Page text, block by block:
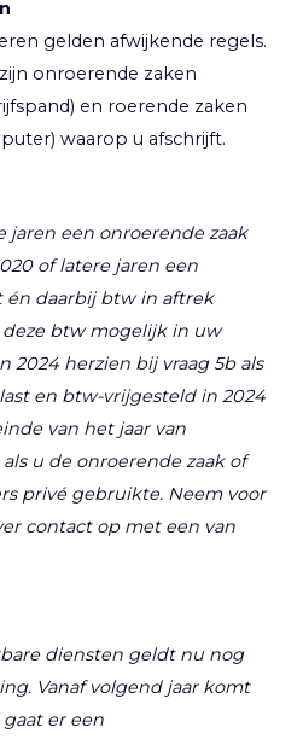
gelden afwijkende regels.
onroerende zaken
en roerende zaken
waarop u afschrijft.
jaren een onroerende zaak
of latere jaren een
én daarbij btw in aftrek
btw mogelijk in uw
2024 herzien bij vraag 5b als
en btw-vrijgesteld in 2024
van het jaar van
u de onroerende zaak of
privé gebruikte. Neem voor
contact op met een van
diensten geldt nu nog
Vanaf volgend jaar komt
er een